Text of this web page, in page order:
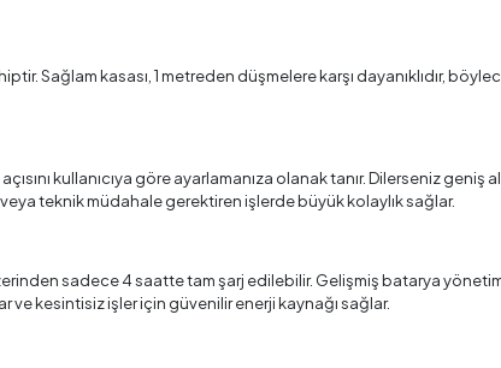
Sağlam kasası, 1 metreden düşmelere karşı dayanıklıdır,
kullanıcıya göre ayarlamanıza olanak tanır. Dilerseniz geniş
teknik müdahale gerektiren işlerde büyük kolaylık sağlar.
sadece 4 saatte tam şarj edilebilir. Gelişmiş batarya
ve kesintisiz işler için güvenilir enerji kaynağı sağlar.